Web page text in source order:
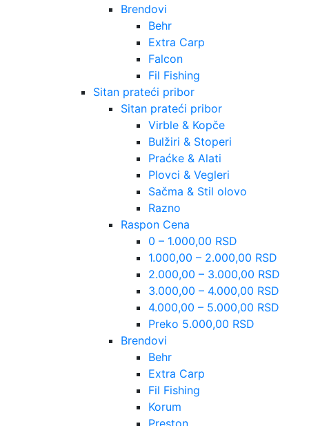
Brendovi
Behr
Extra Carp
Falcon
Fil Fishing
Sitan prateći pribor
Sitan prateći pribor
Virble & Kopče
Bulžiri & Stoperi
Praćke & Alati
Plovci & Vegleri
Sačma & Stil olovo
Razno
Raspon Cena
0 – 1.000,00 RSD
1.000,00 – 2.000,00 RSD
2.000,00 – 3.000,00 RSD
3.000,00 – 4.000,00 RSD
4.000,00 – 5.000,00 RSD
Preko 5.000,00 RSD
Brendovi
Behr
Extra Carp
Fil Fishing
Korum
Preston